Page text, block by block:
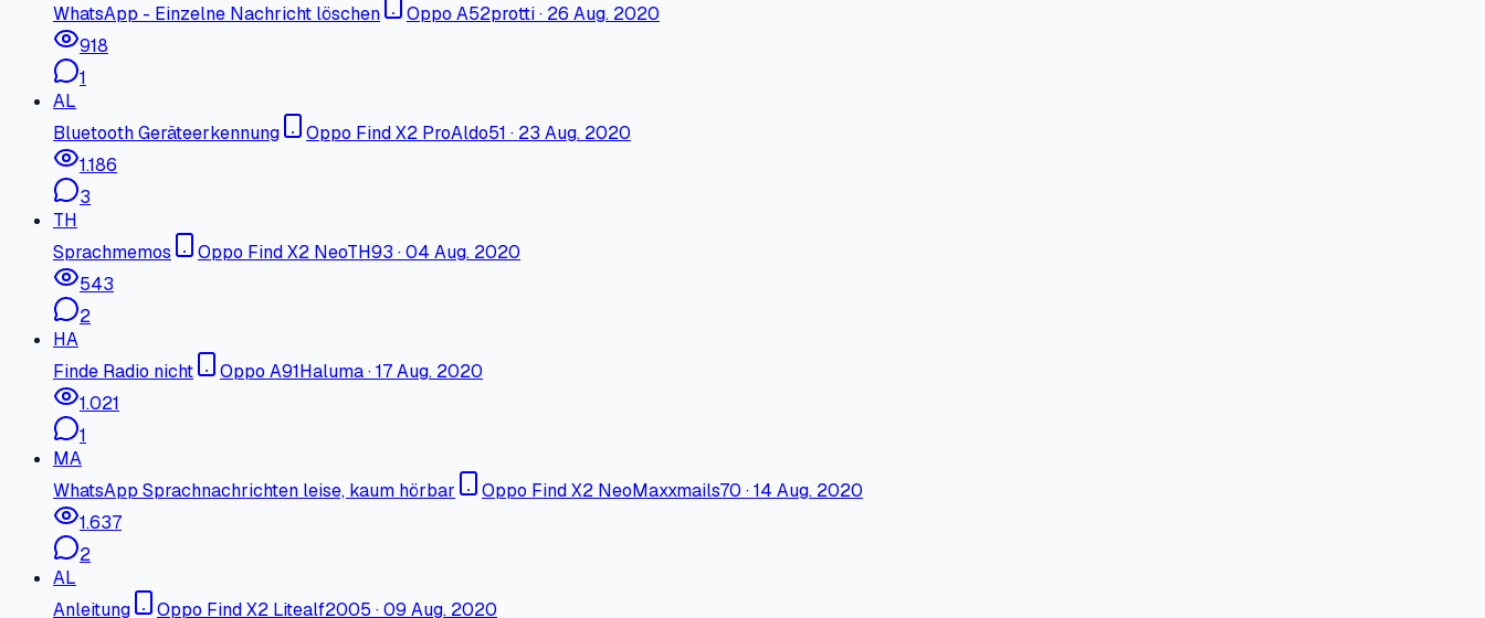
WhatsApp - Einzelne Nachricht löschen
Oppo A52protti· 26 Aug. 2020
918
1
AL
Bluetooth Geräteerkennung
Oppo Find X2 ProAldo51 · 23 Aug. 2020
1.186
3
TH
Sprachmemos
Oppo Find X2 NeoTH93 ·04 Aug. 2020
543
2
HA
Finde Radio nicht
Oppo A91Haluma·17 Aug. 2020
1.021
1
MA
WhatsApp Sprachnachrichten leise, kaum hörbar
Oppo Find X2 NeoMaxxmails70 ·14 Aug. 2020
1.637
2
AL
Anleitung
Oppo Find X2 Litealf2005 ·09 Aug. 2020